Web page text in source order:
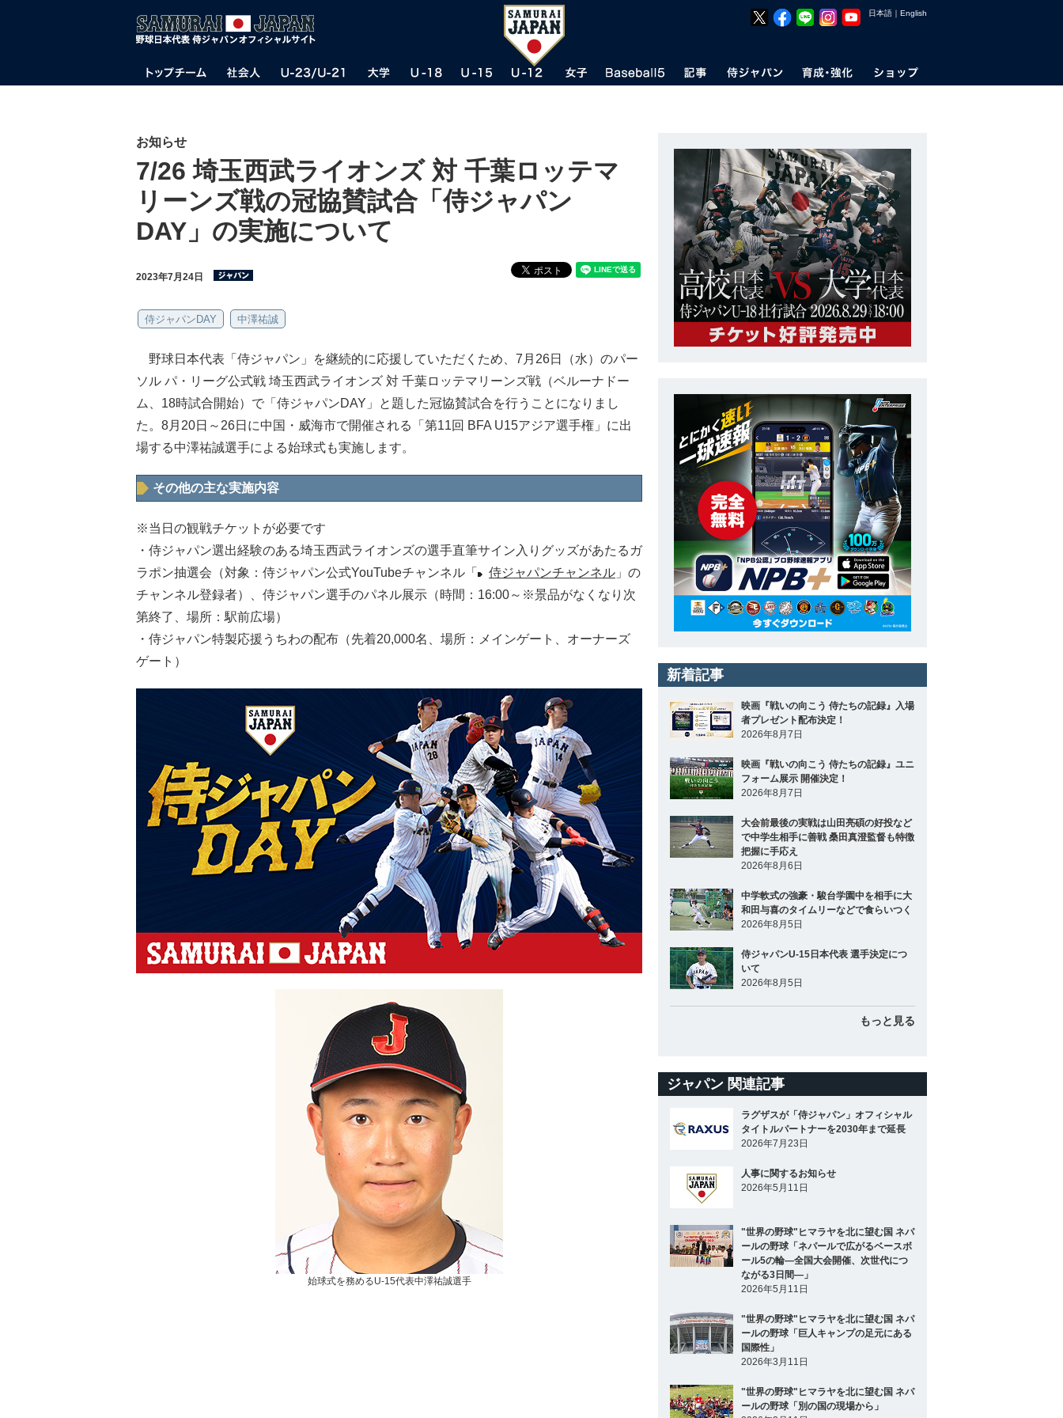
日本語 ｜ English
お知らせ
7/26 埼玉西武ライオンズ 対 千葉ロッテマ
リーンズ戦の冠協賛試合「侍ジャパン
DAY」の実施について
2023年7月24日
侍ジャパンDAY 中澤祐誠
野球日本代表「侍ジャパン」を継続的に応援していただくため、7月26日（水）のパー
ソル パ・リーグ公式戦 埼玉西武ライオンズ 対 千葉ロッテマリーンズ戦（ベルーナドー
ム、18時試合開始）で「侍ジャパンDAY」と題した冠協賛試合を行うことになりまし
た。8月20日～26日に中国・威海市で開催される「第11回 BFA U15アジア選手権」に出
場する中澤祐誠選手による始球式も実施します。
その他の主な実施内容
※当日の観戦チケットが必要です
・侍ジャパン選出経験のある埼玉西武ライオンズの選手直筆サイン入りグッズがあたるガ
ラポン抽選会（対象：侍ジャパン公式YouTubeチャンネル「
侍ジャパンチャンネル 」の
チャンネル登録者）、侍ジャパン選手のパネル展示（時間：16:00～※景品がなくなり次
第終了、場所：駅前広場）
・侍ジャパン特製応援うちわの配布（先着20,000名、場所：メインゲート、オーナーズ
ゲート）
始球式を務めるU-15代表中澤祐誠選手
新着記事
映画『戦いの向こう 侍たちの記録』入場
者プレゼント配布決定！
2026年8月7日
映画『戦いの向こう 侍たちの記録』ユニ
フォーム展示 開催決定！
2026年8月7日
大会前最後の実戦は山田亮碩の好投など
で中学生相手に善戦 桑田真澄監督も特徴
把握に手応え
2026年8月6日
中学軟式の強豪・駿台学園中を相手に大
和田与喜のタイムリーなどで食らいつく
2026年8月5日
侍ジャパンU-15日本代表 選手決定につ
いて
2026年8月5日
もっと見る
ジャパン 関連記事
ラグザスが「侍ジャパン」オフィシャル
タイトルパートナーを2030年まで延長
2026年7月23日
人事に関するお知らせ
2026年5月11日
"世界の野球"ヒマラヤを北に望む国 ネパ
ールの野球「ネパールで広がるベースボ
ール5の輪―全国大会開催、次世代につ
ながる3日間―」
2026年5月11日
"世界の野球"ヒマラヤを北に望む国 ネパ
ールの野球「巨人キャンプの足元にある
国際性」
2026年3月11日
"世界の野球"ヒマラヤを北に望む国 ネパ
ールの野球「別の国の現場から」